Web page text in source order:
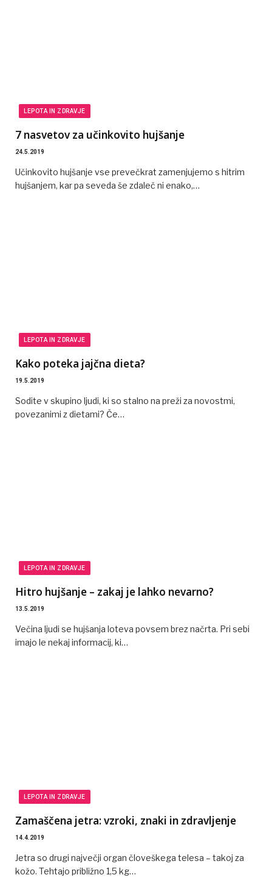
LEPOTA IN ZDRAVJE
7 nasvetov za učinkovito hujšanje
24.5.2019
Učinkovito hujšanje vse prevečkrat zamenjujemo s hitrim
hujšanjem, kar pa seveda še zdaleč ni enako,…
LEPOTA IN ZDRAVJE
Kako poteka jajčna dieta?
19.5.2019
Sodite v skupino ljudi, ki so stalno na preži za novostmi,
povezanimi z dietami? Če…
LEPOTA IN ZDRAVJE
Hitro hujšanje – zakaj je lahko nevarno?
13.5.2019
Večina ljudi se hujšanja loteva povsem brez načrta. Pri sebi
imajo le nekaj informacij, ki…
LEPOTA IN ZDRAVJE
Zamaščena jetra: vzroki, znaki in zdravljenje
14.4.2019
Jetra so drugi največji organ človeškega telesa – takoj za
kožo. Tehtajo približno 1,5 kg…